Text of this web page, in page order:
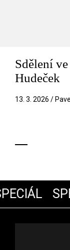
Sdělení
Hudeček
13. 3. 2026 /